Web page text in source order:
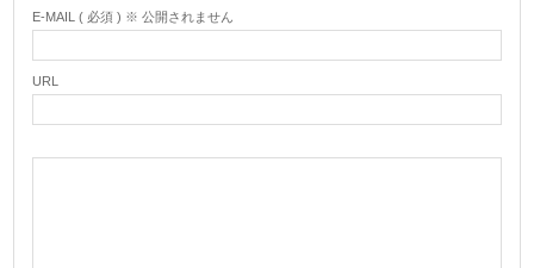
E-MAIL ( 必須 ) ※ 公開されません
URL